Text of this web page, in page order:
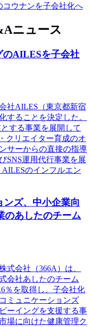
ウナンを子会社化へ
ニュース
のAILESを子会社
社AILES（東京都新宿
することを決定した。
する事業を展開して
クリエイター育成のオ
サーからの直接の指導
SNS運用代行事業を展
のインフルエン
ンズ、中小企業向
のあしたのチーム
式会社（366A）は、
会社あしたのチーム
％を取得し、子会社化
ミュニケーションズ
ーイングを支援する事
場に向けた健康管理ク